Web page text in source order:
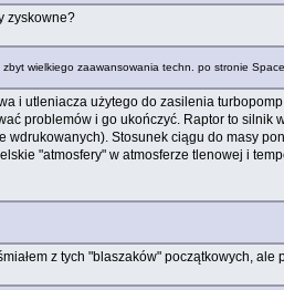
zyskowne?
wielkiego zaawansowania techn. po stronie
i utleniacza użytego do zasilenia
problemów i go ukończyć. Raptor to
Stosunek ciągu do masy
"atmosfery" w atmosferze tlenowej i
z tych "blaszaków" początkowych,